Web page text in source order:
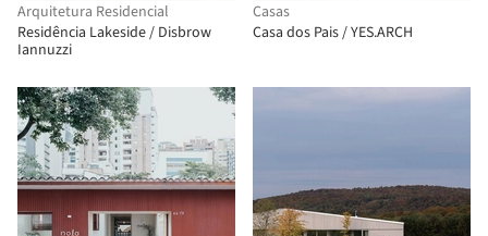
Arquitetura Residencial
Residência Lakeside / Disbrow
Iannuzzi
Casas
Casa dos Pais / YES.ARCH